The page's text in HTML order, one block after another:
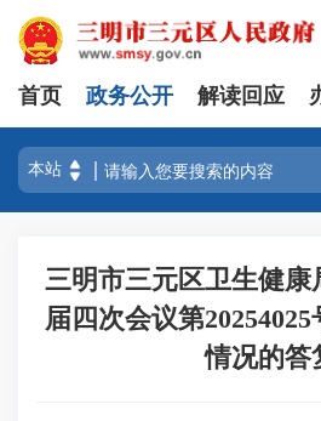
首页 政务公开 解读回应
三明市三元区卫生健康
届四次会议第
情况的答